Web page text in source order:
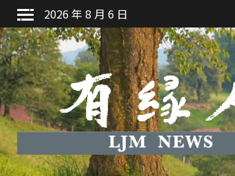
Skip
to
content
2026 年 8 月 6 日